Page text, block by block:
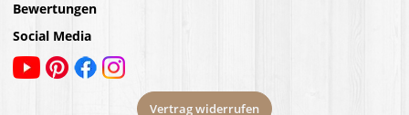
Bewertungen
Social Media
Vertrag widerrufen